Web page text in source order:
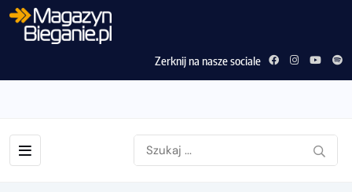
Zerknij na nasze sociale